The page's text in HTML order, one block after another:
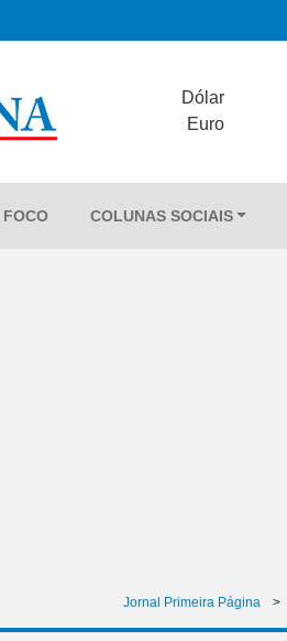
Dólar
Euro
FOCO COLUNAS SOCIAIS
Jornal Primeira Página >